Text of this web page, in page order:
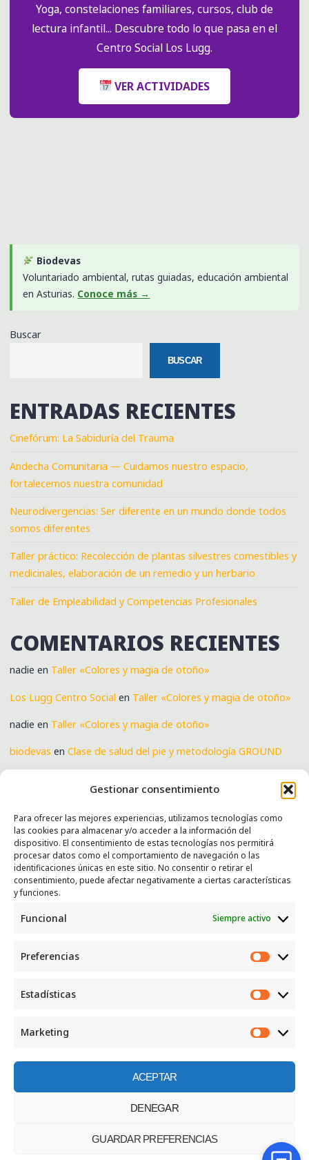
Gestionar consentimiento
Para ofrecer las mejores experiencias, utilizamos tecnologías como
las cookies para almacenar y/o acceder a la información del
dispositivo. El consentimiento de estas tecnologías nos permitirá
procesar datos como el comportamiento de navegación o las
identificaciones únicas en este sitio. No consentir o retirar el
consentimiento, puede afectar negativamente a ciertas características
y funciones.
Funcional Siempre activo
Preferencias
Estadísticas
Marketing
ACEPTAR
DENEGAR
GUARDAR PREFERENCIAS
A
TRAVÉS
DE
CONVERSACIONES
SIGNIFICATIVAS."
Yoga, constelaciones familiares, cursos, club de
lectura infantil... Descubre todo lo que pasa en el
Centro Social Los Lugg.
VER ACTIVIDADES
Biodevas
Voluntariado ambiental, rutas guiadas, educación ambiental
en Asturias. Conoce más →
Buscar
BUSCAR
ENTRADAS RECIENTES
Cinefórum: La Sabiduría del Trauma
Andecha Comunitaria — Cuidamos nuestro espacio,
fortalecemos nuestra comunidad
Neurodivergencias: Ser diferente en un mundo donde todos
somos diferentes
Taller práctico: Recolección de plantas silvestres comestibles y
medicinales, elaboración de un remedio y un herbario
Taller de Empleabilidad y Competencias Profesionales
COMENTARIOS RECIENTES
nadie en Taller «Colores y magia de otoño»
Los Lugg Centro Social en Taller «Colores y magia de otoño»
nadie en Taller «Colores y magia de otoño»
biodevas enClase de salud del pie y metodología GROUND
SERVICIOS
Recogida e intercambio de ropa y enseres.
INFORMACIÓN
Política de privacidad
CONTACTO
Correo: luggcentrosocial @ biodevas.org
©2026 Centro social los Lugg